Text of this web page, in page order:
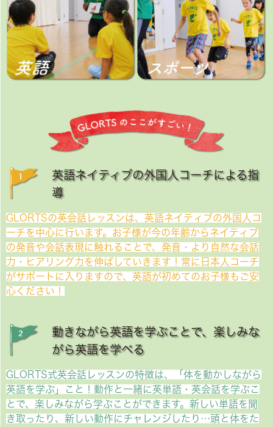
英語ネイティブの外国人コーチによる指
導
GLORTSの英会話レッスンは、英語ネイティブの外国人コ
ーチを中心に行います。お子様が今の年齢からネイティブ
の発音や会話表現に触れることで、発音・より自然な会話
力・ヒアリング力を伸ばしていきます！常に日本人コーチ
がサポートに入りますので、英語が初めてのお子様もご安
心ください！
動きながら英語を学ぶことで、楽しみな
がら英語を学べる
GLORTS式英会話レッスンの特徴は、「体を動かしながら
英語を学ぶ」こと！動作と一緒に英単語・英会話を学ぶこ
とで、楽しみながら学ぶことができます。新しい単語を聞
き取ったり、新しい動作にチャレンジしたり…頭と体をた